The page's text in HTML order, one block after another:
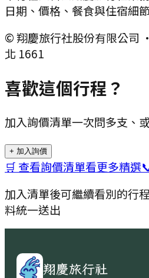
日期、價格、餐食與住宿細
© 翔慶旅行社股份有限公司
北 1661
喜歡這個行程？
加入詢價清單一次問多支、
+ 加入詢價
🛒 查看詢價清單看更多精選
加入清單後可繼續看別的行
料統一送出
翔慶旅行社